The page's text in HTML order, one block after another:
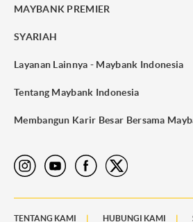
MAYBANK PREMIER
SYARIAH
Layanan Lainnya - Maybank Indonesia
Tentang Maybank Indonesia
Membangun Karir Besar Bersama
TENTANG KAMI HUBUNGI KAMI